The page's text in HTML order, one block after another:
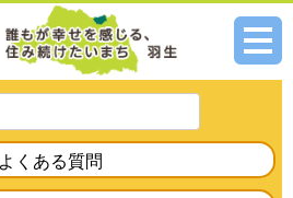
メニ
よくある質問